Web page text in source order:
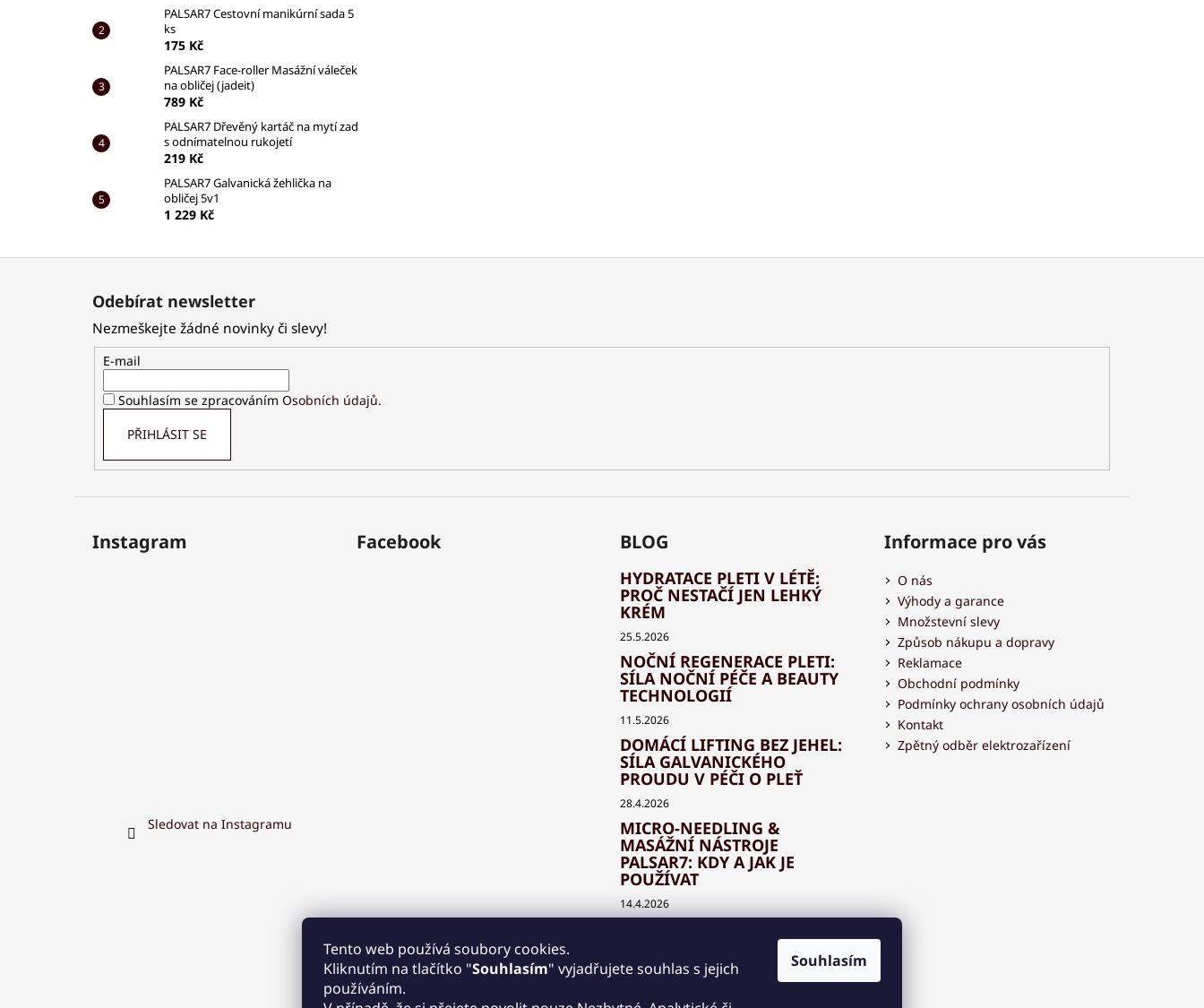
Tento web používá soubory cookies.
Kliknutím na tlačítko "Souhlasím" vyjadřujete souhlas s jejich
používáním.
Souhlasím
PALSAR7 Cestovní manikúrní sada 5
ks
175 Kč
PALSAR7 Face-roller Masážní váleček
na obličej (jadeit)
789 Kč
PALSAR7 Dřevěný kartáč na mytí zad
s odnímatelnou rukojetí
219 Kč
PALSAR7 Galvanická žehlička na
obličej 5v1
1 229 Kč
Z
Odebírat newsletter
Nezmeškejte žádné novinky či slevy!
E-mail
Souhlasím se zpracováním Osobních údajů.
PŘIHLÁSIT SE
Instagram
Sledovat na Instagramu
Facebook BLOG
HYDRATACE PLETI V LÉTĚ:
PROČ NESTAČÍ JEN LEHKÝ
KRÉM
25.5.2026
NOČNÍ REGENERACE PLETI:
SÍLA NOČNÍ PÉČE A BEAUTY
TECHNOLOGIÍ
11.5.2026
DOMÁCÍ LIFTING BEZ JEHEL:
SÍLA GALVANICKÉHO
PROUDU V PÉČI O PLEŤ
28.4.2026
MICRO-NEEDLING &
MASÁŽNÍ NÁSTROJE
PALSAR7: KDY A JAK JE
POUŽÍVAT
14.4.2026
BEAUTY TECHNOLOGIE S
KLASICKOU KOSMETIKOU?
Informace pro vás
O nás
Výhody a garance
Množstevní slevy
Způsob nákupu a dopravy
Reklamace
Obchodní podmínky
Podmínky ochrany osobních údajů
Kontakt
Zpětný odběr elektrozařízení